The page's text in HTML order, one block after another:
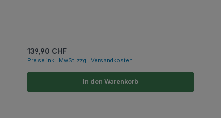
Regulärer Preis:
139,90 CHF
Preise inkl. MwSt. zzgl. Versandkosten
In den Warenkorb